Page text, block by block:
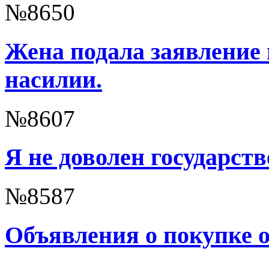
№8650
Жена подала
насилии.
№8607
Я не доволен
№8587
Объявления о покупке